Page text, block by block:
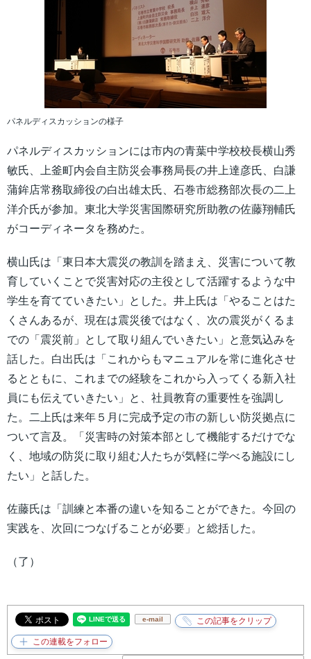
パネルディスカッションの様子
パネルディスカッションには市内の青葉中学校校長横山秀
敏氏、上釜町内会自主防災会事務局長の井上達彦氏、白謙
蒲鉾店常務取締役の白出雄太氏、石巻市総務部次長の二上
洋介氏が参加。東北大学災害国際研究所助教の佐藤翔輔氏
がコーディネータを務めた。
横山氏は「東日本大震災の教訓を踏まえ、災害について教
育していくことで災害対応の主役として活躍するような中
学生を育てていきたい」とした。井上氏は「やることはた
くさんあるが、現在は震災後ではなく、次の震災がくるま
での「震災前」として取り組んでいきたい」と意気込みを
話した。白出氏は「これからもマニュアルを常に進化させ
るとともに、これまでの経験をこれから入ってくる新入社
員にも伝えていきたい」と、社員教育の重要性を強調し
た。二上氏は来年５月に完成予定の市の新しい防災拠点に
ついて言及。「災害時の対策本部として機能するだけでな
く、地域の防災に取り組む人たちが気軽に学べる施設にし
たい」と話した。
佐藤氏は「訓練と本番の違いを知ることができた。今回の
実践を、次回につなげることが必要」と総括した。
（了）
e-mail